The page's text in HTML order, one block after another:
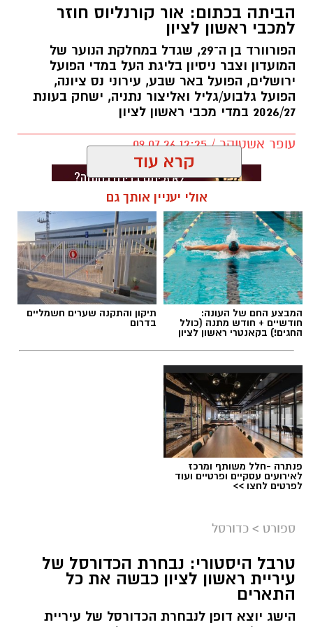
הביתה בכתום: אור קורנליוס חוזר
למכבי ראשון לציון
הפורוורד בן ה־29, שגדל במחלקת הנוער של
המועדון וצבר ניסיון בליגת העל במדי הפועל
ירושלים, הפועל באר שבע, עירוני נס ציונה,
הפועל גלבוע/גליל ואליצור נתניה, ישחק בעונת
2026/27 במדי מכבי ראשון לציון
עופר אשטוקר / 12:25 09.07.26
תגים:מכבי ראשון לציון, אור קורלניוס
אור קורנליוס חתם במכבי ראשון לציון
קרא עוד
אולי יעניין אותך גם
המבצע החם של העונה:
חודשיים + חודש מתנה (כולל
החגים!) בקאנטרי ראשון לציון
תיקון והתקנה שערים חשמליים
בדרום
פנתרה -חלל משותף ומרכז
לאירועים עסקיים ופרטיים ועוד
לפרטים לחצו >>
ספורט > כדורסל
טרבל היסטורי: נבחרת הכדורסל של
עיריית ראשון לציון כבשה את כל
התארים
הישג יוצא דופן לנבחרת הכדורסל של עיריית